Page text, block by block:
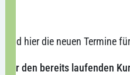
Und hier die neuen Termine
Für den bereits laufenden